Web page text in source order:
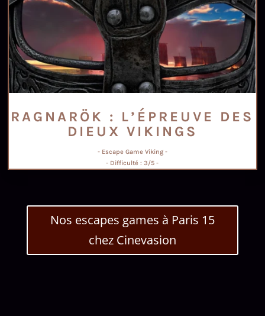
RAGNARÖK : L’ÉPREUVE DES
DIEUX VIKINGS
- Escape Game Viking -
- Difficulté : 3/5 -
Nos escapes games à Paris 15
chez Cinevasion